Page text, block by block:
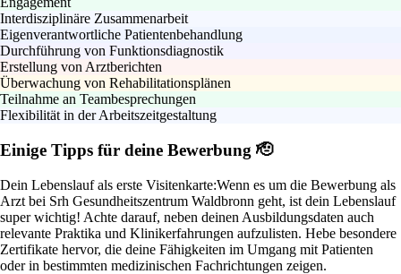
Interdisziplinäre Zusammenarbeit
Eigenverantwortliche Patientenbehandlung
Durchführung von Funktionsdiagnostik
Erstellung von Arztberichten
Überwachung von Rehabilitationsplänen
Teilnahme an Teambesprechungen
Flexibilität in der Arbeitszeitgestaltung
Einige Tipps für deine Bewerbung 🫡
Dein Lebenslauf als erste Visitenkarte:Wenn es um die Bewerbung als
Arzt bei Srh Gesundheitszentrum Waldbronn geht, ist dein Lebenslauf
super wichtig! Achte darauf, neben deinen Ausbildungsdaten auch
relevante Praktika und Klinikerfahrungen aufzulisten. Hebe besondere
Zertifikate hervor, die deine Fähigkeiten im Umgang mit Patienten
oder in bestimmten medizinischen Fachrichtungen zeigen.